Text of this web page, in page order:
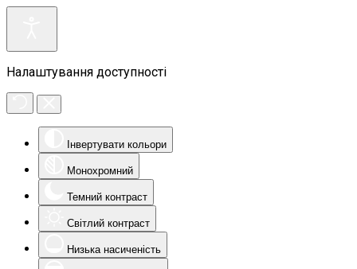
Налаштування доступності
Інвертувати кольори
Монохромний
Темний контраст
Світлий контраст
Низька насиченість